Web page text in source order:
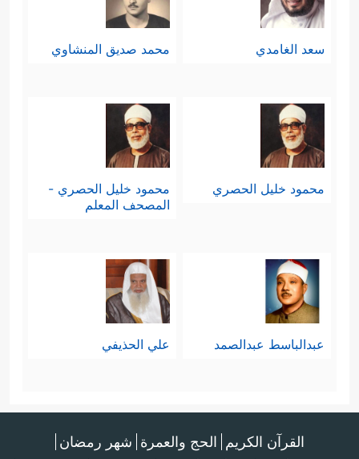
سعد الغامدي محمد صديق المنشاوي
محمود خليل الحصري
محمود خليل الحصري -
المصحف المعلم
عبدالباسط عبدالصمد علي الحذيفي
القرآن الكريم الحج والعمرة شهر رمضان